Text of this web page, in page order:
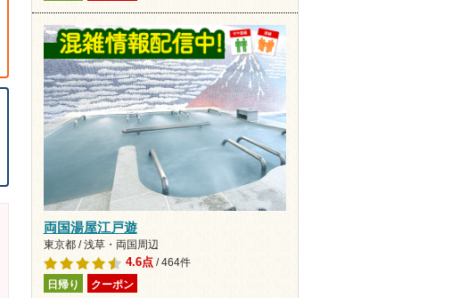
両国湯屋江戸遊
東京都 / 浅草・両国周辺
4.6点/ 464件
日帰り クーポン